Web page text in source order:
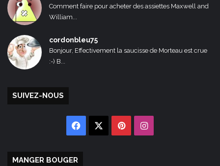
Comment faire pour acheter des assiettes Maxwell and
William...
cordonbleu75
Bonjour, Effectivement la saucisse de Morteau est crue
:-) B...
SUIVEZ-NOUS
Facebook PinterestInstagram
MANGER BOUGER